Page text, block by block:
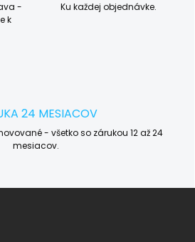
-
k
Ku každej objednávke.
24 MESIACOV
- všetko so zárukou 12 až 24
mesiacov.